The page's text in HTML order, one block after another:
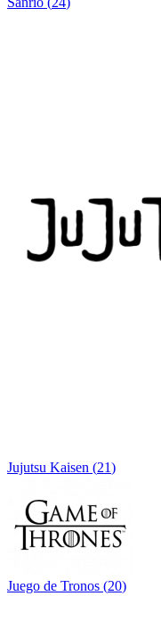
Jujutsu Kaisen (21)
Juego de Tronos (20)